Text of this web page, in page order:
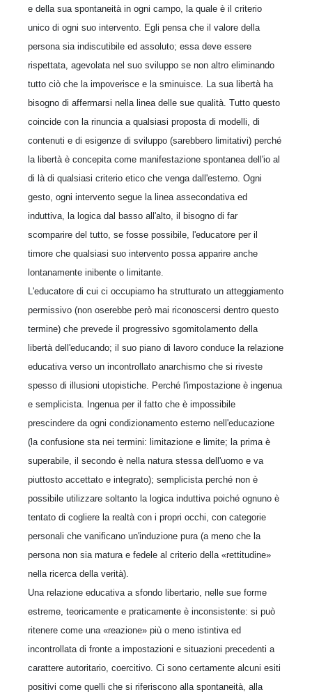
e della sua spontaneità in ogni campo, la quale è il criterio
unico di ogni suo intervento. Egli pensa che il valore della
persona sia indiscutibile ed assoluto; essa deve essere
rispettata, agevolata nel suo sviluppo se non altro eliminando
tutto ciò che la impoverisce e la sminuisce. La sua libertà ha
bisogno di affermarsi nella linea delle sue qualità. Tutto questo
coincide con la rinuncia a qualsiasi proposta di modelli, di
contenuti e di esigenze di sviluppo (sarebbero limitativi) perché
la libertà è concepita come manifestazione spontanea dell'io al
di là di qualsiasi criterio etico che venga dall'esterno. Ogni
gesto, ogni intervento segue la linea assecondativa ed
induttiva, la logica dal basso all'alto, il bisogno di far
scomparire del tutto, se fosse possibile, l'educatore per il
timore che qualsiasi suo intervento possa apparire anche
lontanamente inibente o limitante.
L'educatore di cui ci occupiamo ha strutturato un atteggiamento
permissivo (non oserebbe però mai riconoscersi dentro questo
termine) che prevede il progressivo sgomitolamento della
libertà dell'educando; il suo piano di lavoro conduce la relazione
educativa verso un incontrollato anarchismo che si riveste
spesso di illusioni utopistiche. Perché l'impostazione è ingenua
e semplicista. Ingenua per il fatto che è impossibile
prescindere da ogni condizionamento esterno nell'educazione
(la confusione sta nei termini: limitazione e limite; la prima è
superabile, il secondo è nella natura stessa dell'uomo e va
piuttosto accettato e integrato); semplicista perché non è
possibile utilizzare soltanto la logica induttiva poiché ognuno è
tentato di cogliere la realtà con i propri occhi, con categorie
personali che vanificano un'induzione pura (a meno che la
persona non sia matura e fedele al criterio della «rettitudine»
nella ricerca della verità).
Una relazione educativa a sfondo libertario, nelle sue forme
estreme, teoricamente e praticamente è inconsistente: si può
ritenere come una «reazione» più o meno istintiva ed
incontrollata di fronte a impostazioni e situazioni precedenti a
carattere autoritario, coercitivo. Ci sono certamente alcuni esiti
positivi come quelli che si riferiscono alla spontaneità, alla